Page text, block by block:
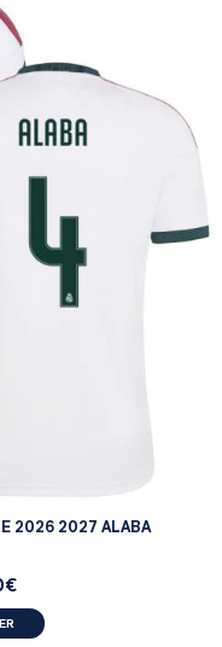
2026 2027 ALABA
€